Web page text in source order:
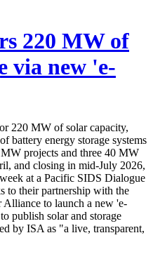
220 MW of
via new 'e-
220 MW of solar capacity,
battery energy storage systems
projects and three 40 MW
and closing in mid-July 2026,
at a Pacific SIDS Dialogue
to their partnership with the
to launch a new 'e-
publish solar and storage
by ISA as "a live, transparent,